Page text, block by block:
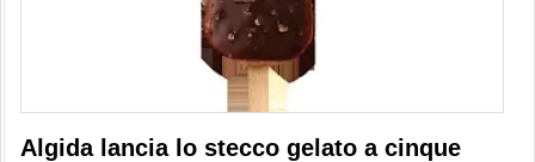
Algida lancia lo stecco gelato a cinque